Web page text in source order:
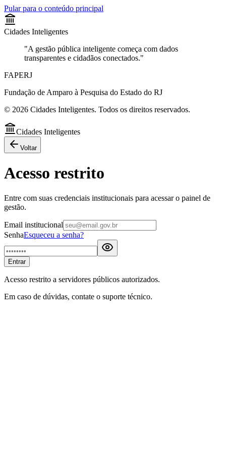
Pular para o conteúdo principal
Cidades Inteligentes
"A gestão pública inteligente começa com dados
transparentes e cidadãos conectados."
FAPERJ
Fundação de Amparo à Pesquisa do Estado do RJ
© 2026 Cidades Inteligentes. Todos os direitos reservados.
Cidades Inteligentes
Voltar
Acesso restrito
Entre com suas credenciais institucionais para acessar o painel de
gestão.
Email institucional
SenhaEsqueceu a senha?
Entrar
Acesso restrito a servidores públicos autorizados.
Em caso de dúvidas, contate o suporte técnico.